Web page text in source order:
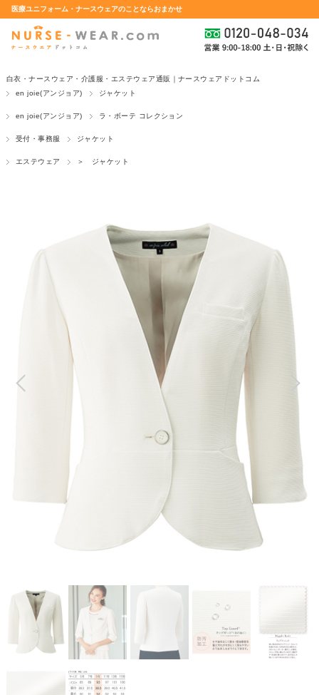
医療ユニフォーム・ナースウェアのことならおまかせ
白衣・ナースウェア・介護服・エステウェア通販｜ナースウェアドットコム
en joie(アンジョア)
ジャケット
en joie(アンジョア) ラ・ボーテ コレクション
受付・事務服 ジャケット
エステウェア ＞ ジャケット